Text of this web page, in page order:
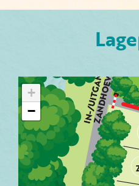
+
−